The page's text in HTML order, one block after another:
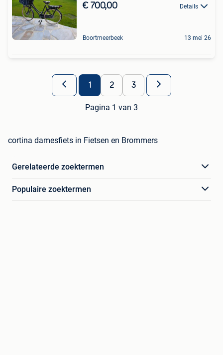
€ 700,00 Details
Boortmeerbeek 13 mei 26
1 2 3
Pagina 1 van 3
cortina damesfiets in Fietsen en Brommers
Gerelateerde zoektermen
Populaire zoektermen